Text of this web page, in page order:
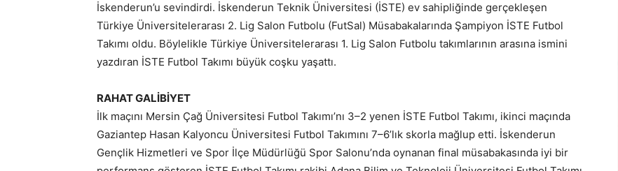
İskenderun’u sevindirdi. İskenderun Teknik Üniversitesi (İSTE) ev sahipliğinde gerçekleşen
Türkiye Üniversitelerarası 2. Lig Salon Futbolu (FutSal) Müsabakalarında Şampiyon İSTE Futbol
Takımı oldu. Böylelikle Türkiye Üniversitelerarası 1. Lig Salon Futbolu takımlarının arasına ismini
yazdıran İSTE Futbol Takımı büyük coşku yaşattı.
RAHAT GALİBİYET
İlk maçını Mersin Çağ Üniversitesi Futbol Takımı’nı 3–2 yenen İSTE Futbol Takımı, ikinci maçında
Gaziantep Hasan Kalyoncu Üniversitesi Futbol Takımını 7–6’lık skorla mağlup etti. İskenderun
Gençlik Hizmetleri ve Spor İlçe Müdürlüğü Spor Salonu’nda oynanan final müsabakasında iyi bir